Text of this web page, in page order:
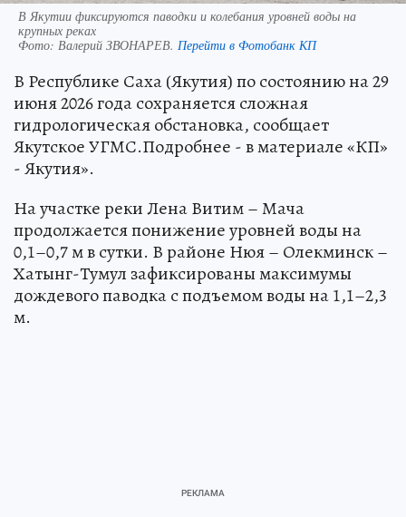
В Якутии фиксируются паводки и колебания уровней воды на
крупных реках
Фото: Валерий ЗВОНАРЕВ. Перейти в Фотобанк КП
В Республике Саха (Якутия) по состоянию на 29
июня 2026 года сохраняется сложная
гидрологическая обстановка, сообщает
Якутское УГМС.Подробнее - в материале «КП»
- Якутия».
На участке реки Лена Витим – Мача
продолжается понижение уровней воды на
0,1–0,7 м в сутки. В районе Нюя – Олекминск –
Хатынг-Тумул зафиксированы максимумы
дождевого паводка с подъемом воды на 1,1–2,3
м.